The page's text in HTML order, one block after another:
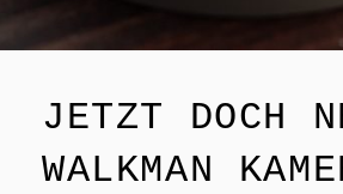
JETZT DOCH
WALKMAN